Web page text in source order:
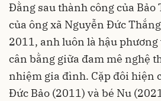
Đằng sau thành công của Bảo
của ông xã Nguyễn Đức
2011, anh luôn là hậu
cân bằng giữa đam mê nghệ
nhiệm gia đình. Cặp đôi hiện
Đức Bảo (2011) và bé Nu